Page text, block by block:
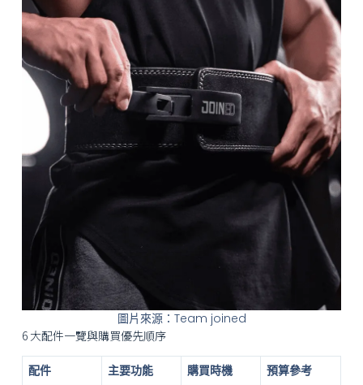
圖片來源：Team joined
6 大配件一覽與購買優先順序
配件 主要功能 購買時機
預算參考